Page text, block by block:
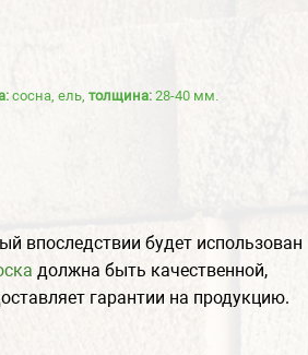
сосна, ель, толщина: 28-40 мм.
впоследствии будет использован
должна быть качественной,
гарантии на продукцию.